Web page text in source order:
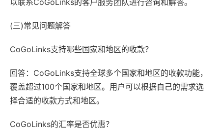
以联系CoGoLinks的客户服务团队进行咨询和解答。
(三)常见问题解答
CoGoLinks支持哪些国家和地区的收款？
回答：CoGoLinks支持全球多个国家和地区的收款功能，
覆盖超过100个国家和地区。用户可以根据自己的需求选
择合适的收款方式和地区。
CoGoLinks的汇率是否优惠？